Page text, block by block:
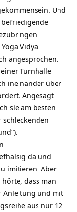
Und
Yoga Vidya
angesprochen.
Turnhalle
ineinander über
Angesagt
sie am besten
da und
imitieren. Aber
hörte, dass man
Anleitung und mit
aus nur 12